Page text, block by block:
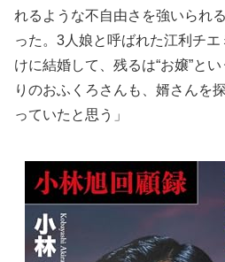
れるような不自由さを強いられ
った。3人娘と呼ばれた江利チ
けに結婚して、残るは“お嬢”と
りのおふくろさんも、婿さんを
っていたと思う」